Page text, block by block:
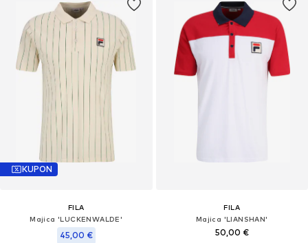
KUPON
FILA
Majica 'LUCKENWALDE'
45,00 €
FILA
Majica 'LIANSHAN'
50,00 €